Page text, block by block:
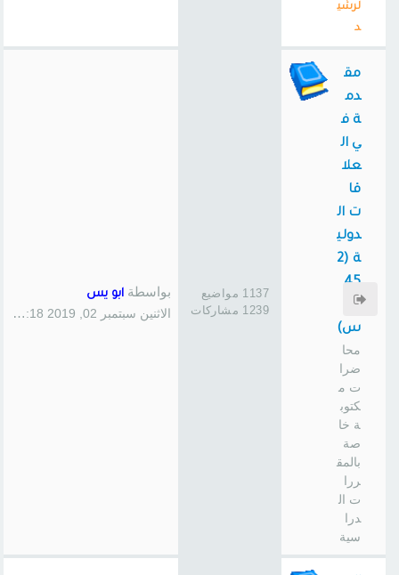
لرشي
د
مق
دم
ة ف
ي ال
علا
قا
ت ال
دولي
ة (2
45
سا
س)
محا
ضرا
ت م
كتوب
ة خا
صة
بالمق
ررا
ت ال
درا
سية
1137 مواضيع
1239 مشاركات
بواسطة ابو يس
الاثنين سبتمبر 02, 2019 1:18 pm